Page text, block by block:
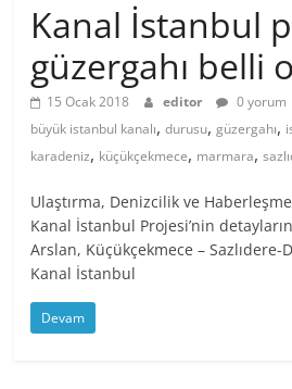
Kanal İstanbul
güzergahı belli
15 Ocak 2018 editor 0 yorum
büyük istanbul kanalı,durusu,güzergahı,
karadeniz, küçükçekmece, marmara,
Ulaştırma, Denizcilik ve
Kanal İstanbul Projesi’nin
Arslan, Küçükçekmece –
Kanal İstanbul
Devam